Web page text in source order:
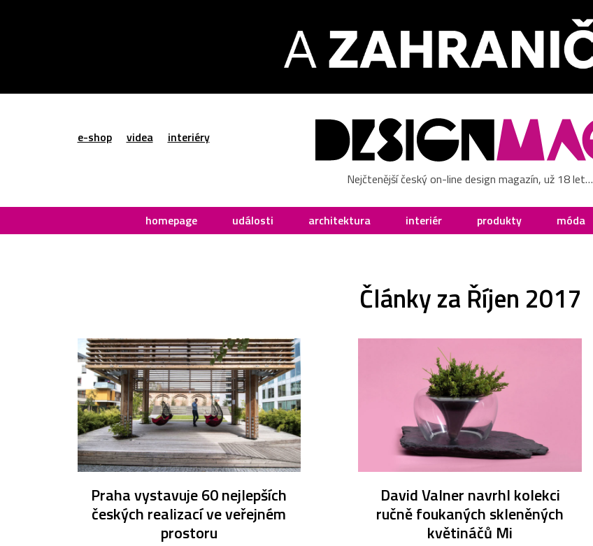
e-shop videa interiéry
Nejčtenější český on-line design magazín, už 18 let…
homepage události architektura interiér produkty móda
Články za Říjen 2017
Praha vystavuje 60 nejlepších
českých realizací ve veřejném
prostoru
David Valner navrhl kolekci
ručně foukaných skleněných
květináčů Mi